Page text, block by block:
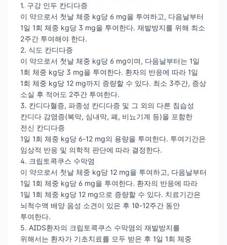
1. 구강 인두 칸디다증
이 약으로서 첫날 체중 kg당 6 mg을 투여하고, 다음날부터
1일 1회 체중 kg당 3 mg을 투여한다. 재발방지를 위해 최소
2주간 투여해야 한다.
2. 식도 칸디다증
이 약으로서 첫날 체중 kg당 6 mg이며, 다음날부터는 1일
1회 체중 kg당 3 mg을 투여한다. 환자의 반응에 따라 1일
1회 체중 kg당 12 mg까지 증량할 수 있다. 최소 3주간, 증상
소실 후 적어도 2주간 투여한다.
3. 칸디다혈증, 파종성 칸디다증 및 그 외의 다른 침습성
칸디다 감염증(복막, 심내막, 폐, 비뇨기계 등)을 포함한
전신 칸디다증
1일 1회 체중 kg당 6-12 mg의 용량을 투여한다. 투여기간은
임상적 반응 및 의학적 판단에 따라 결정한다.
4. 크립토콕쿠스 수막염
이 약으로서 첫날 체중 kg당 12 mg을 투여하고, 다음날부터
1일 1회 체중 kg당 6 mg을 투여한다. 환자의 반응에 따라
1일 1회 체중 kg당 12 mg으로 증량할 수 있다. 치료기간은
뇌척수액 배양 음성 소견이 있은 후 10-12주간 동안
투여한다.
5. AIDS환자의 크립토콕쿠스 수막염의 재발방지를
위해서는 환자가 기초치료를 모두 받은 후 1일 1회 체중